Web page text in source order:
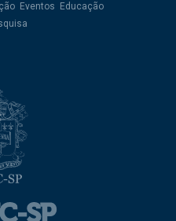
Eventos
Educação